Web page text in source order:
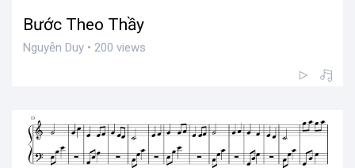
Bước Theo Thầy
Nguyễn Duy • 200 views